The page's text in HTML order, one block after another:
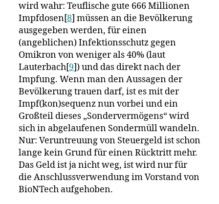
wird wahr: Teuflische gute 666 Millionen
Impfdosen[8] müssen an die Bevölkerung
ausgegeben werden, für einen
(angeblichen) Infektionsschutz gegen
Omikron von weniger als 40% (laut
Lauterbach[9]) und das direkt nach der
Impfung. Wenn man den Aussagen der
Bevölkerung trauen darf, ist es mit der
Impf(kon)sequenz nun vorbei und ein
Großteil dieses „Sondervermögens“ wird
sich in abgelaufenen Sondermüll wandeln.
Nur: Veruntreuung von Steuergeld ist schon
lange kein Grund für einen Rücktritt mehr.
Das Geld ist ja nicht weg, ist wird nur für
die Anschlussverwendung im Vorstand von
BioNTech aufgehoben.